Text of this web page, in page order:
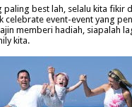
paling best lah, selalu kita fikir
celebrate event-event yang
memberi hadiah, siapalah
kita.